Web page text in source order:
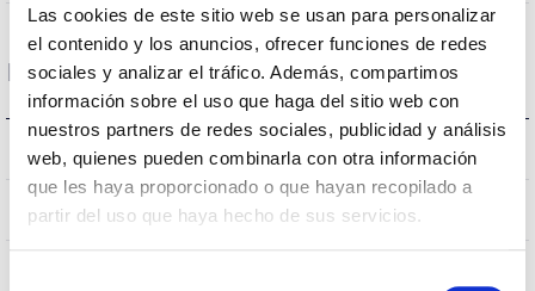
Las cookies de este sitio web se usan para personalizar
el contenido y los anuncios, ofrecer funciones de redes
sociales y analizar el tráfico. Además, compartimos
información sobre el uso que haga del sitio web con
nuestros partners de redes sociales, publicidad y análisis
web, quienes pueden combinarla con otra información
que les haya proporcionado o que hayan recopilado a
partir del uso que haya hecho de sus servicios.
Datos ópticos
Temperatura de color 6.500K
CRI Índice de repr. cromática